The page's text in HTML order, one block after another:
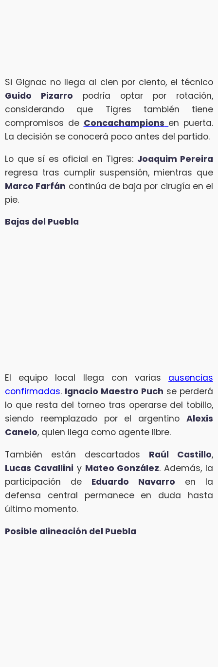
Si Gignac no llega al cien por ciento, el técnico
Guido Pizarro podría optar por rotación,
considerando que Tigres también tiene
compromisos de Concachampions en puerta.
La decisión se conocerá poco antes del partido.
Lo que sí es oficial en Tigres: Joaquim Pereira
regresa tras cumplir suspensión, mientras que
Marco Farfán continúa de baja por cirugía en el
pie.
Bajas del Puebla
El equipo local llega con varias ausencias
confirmadas. Ignacio Maestro Puch se perderá
lo que resta del torneo tras operarse del tobillo,
siendo reemplazado por el argentino Alexis
Canelo, quien llega como agente libre.
También están descartados Raúl Castillo,
Lucas Cavallini y Mateo González. Además, la
participación de Eduardo Navarro en la
defensa central permanece en duda hasta
último momento.
Posible alineación del Puebla